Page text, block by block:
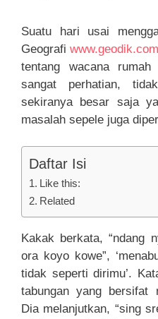
Suatu hari usai
Geografiwww.geodik.com
tentang wacana
sangat perhatian,
sekiranya besar saja
masalah sepele juga
Daftar Isi
Like this:
Related
Kakak berkata, “ndang
ora koyo kowe”,
tidak seperti dirimu’.
tabungan yang bersifat
Dia melanjutkan, “sing